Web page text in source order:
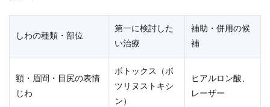
しわの種類・部位
第一に検討した
い治療
補助・併用の候
補
額・眉間・目尻の表情
じわ
ボトックス（ボ
ツリヌストキシ
ン）
ヒアルロン酸、
レーザー